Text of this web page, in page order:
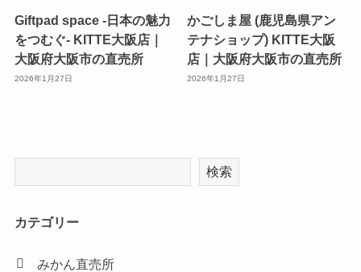
Giftpad space -日本の魅力
をつむぐ- KITTE大阪店｜
大阪府大阪市の直売所
2026年1月27日
かごしま屋 (鹿児島県アン
テナショップ) KITTE大阪
店｜大阪府大阪市の直売所
2026年1月27日
検索
カテゴリー
みかん直売所